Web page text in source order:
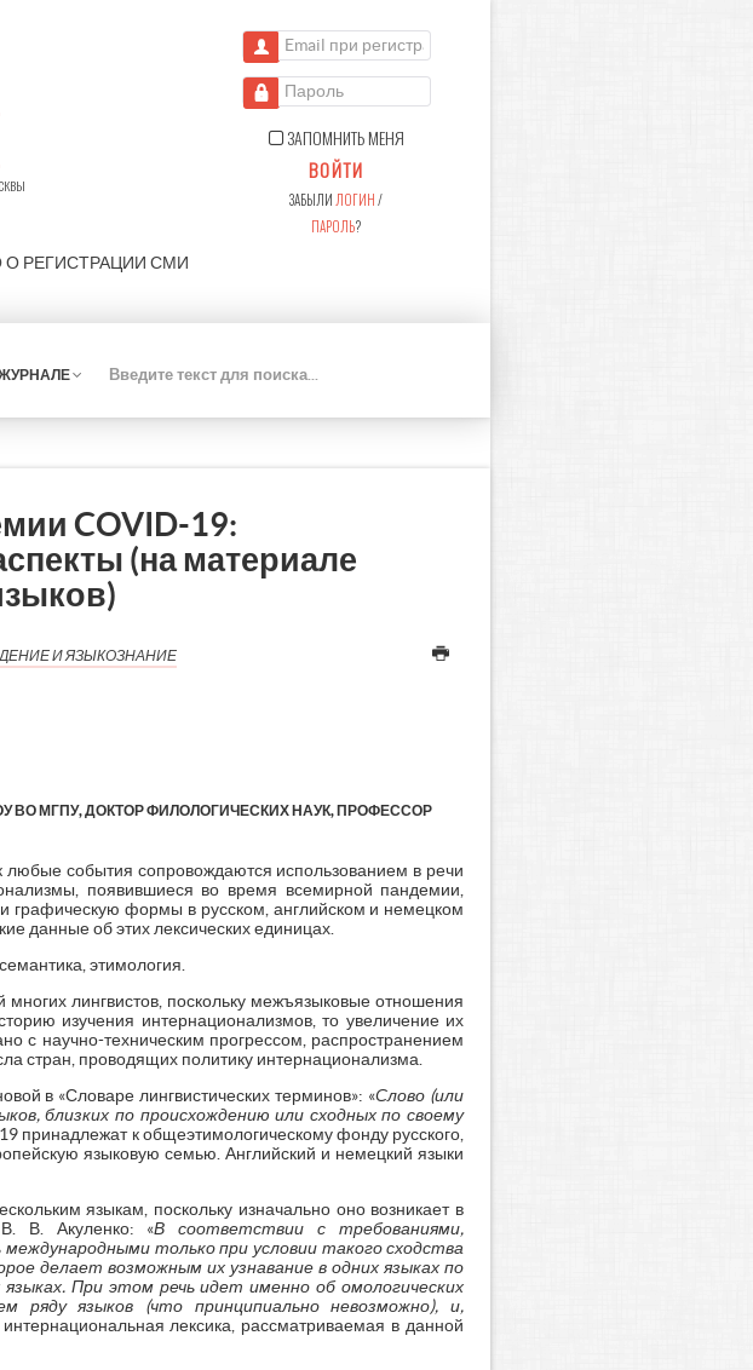
РЕГИСТРАЦИИ СМИ
Email при регистрации
Пароль
ЗАПОМНИТЬ МЕНЯ
ВОЙТИ
ЗАБЫЛИ ЛОГИН/
ПАРОЛЬ?
К
COVID-19:
(на материале
И ЯЗЫКОЗНАНИЕ
ВО МГПУ, ДОКТОР ФИЛОЛОГИЧЕСКИХ НАУК, ПРОФЕССОР
любые события сопровождаются использованием в речи
появившиеся во время всемирной пандемии,
формы в русском, английском и немецком
данные об этих лексических единицах.
этимология.
лингвистов, поскольку межъязыковые отношения
изучения интернационализмов, то увеличение их
с научно-техническим прогрессом, распространением
стран, проводящих политику интернационализма.
в «Словаре лингвистических терминов»: «Слово (или
близких по происхождению или сходных по своему
принадлежат к общеэтимологическому фонду русского,
языковую семью. Английский и немецкий языки
языкам, поскольку изначально оно возникает в
В. Акуленко: «В соответствии с требованиями,
только при условии такого сходства
делает возможным их узнавание в одних языках по
При этом речь идет именно об омологических
ряду языков (что принципиально невозможно), и,
лексика, рассматриваемая в данной